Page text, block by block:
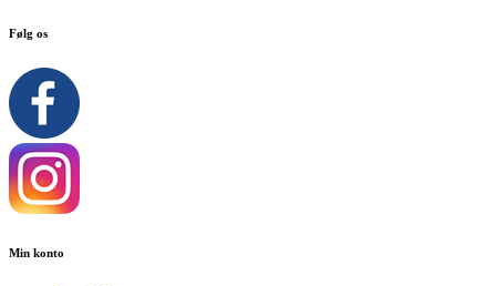
Følg os
Min konto